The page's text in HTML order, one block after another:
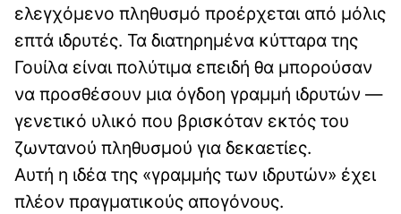
ελεγχόμενο πληθυσμό προέρχεται από μόλις
επτά ιδρυτές. Τα διατηρημένα κύτταρα της
Γουίλα είναι πολύτιμα επειδή θα μπορούσαν
να προσθέσουν μια όγδοη γραμμή ιδρυτών —
γενετικό υλικό που βρισκόταν εκτός του
ζωντανού πληθυσμού για δεκαετίες.
Αυτή η ιδέα της «γραμμής των ιδρυτών» έχει
πλέον πραγματικούς απογόνους.